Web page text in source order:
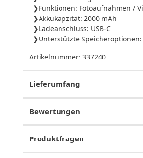
Funktionen: Fotoaufnahmen /
Akkukapzität: 2000 mAh
Ladeanschluss: USB-C
Unterstützte
Artikelnummer: 337240
Lieferumfang
Bewertungen
Produktfragen